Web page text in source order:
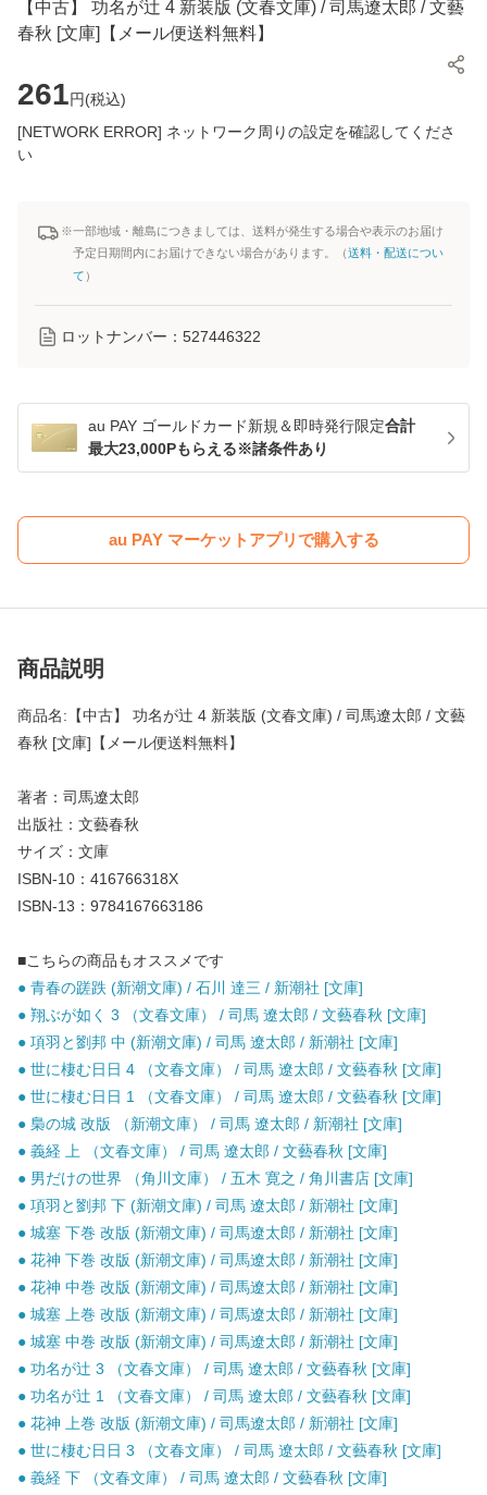
【中古】 功名が辻 4 新装版 (文春文庫) / 司馬遼太郎 / 文藝
春秋 [文庫]【メール便送料無料】
261円(税込)
[NETWORK ERROR] ネットワーク周りの設定を確認してくださ
い
※一部地域・離島につきましては、送料が発生する場合や表示のお届け
予定日期間内にお届けできない場合があります。（送料・配送につい
て ）
ロットナンバー： 527446322
au PAY ゴールドカード新規＆即時発行限定合計
最大23,000Pもらえる※諸条件あり
au PAY マーケットアプリで購入する
商品説明
商品名:【中古】 功名が辻 4 新装版 (文春文庫) / 司馬遼太郎 / 文藝
春秋 [文庫]【メール便送料無料】
著者：司馬遼太郎
出版社：文藝春秋
サイズ：文庫
ISBN-10：416766318X
ISBN-13：9784167663186
■こちらの商品もオススメです
● 青春の蹉跌 (新潮文庫) / 石川 達三 / 新潮社 [文庫]
● 翔ぶが如く 3 （文春文庫） / 司馬 遼太郎 / 文藝春秋 [文庫]
● 項羽と劉邦 中 (新潮文庫) / 司馬 遼太郎 / 新潮社 [文庫]
● 世に棲む日日 4 （文春文庫） / 司馬 遼太郎 / 文藝春秋 [文庫]
● 世に棲む日日 1 （文春文庫） / 司馬 遼太郎 / 文藝春秋 [文庫]
● 梟の城 改版 （新潮文庫） / 司馬 遼太郎 / 新潮社 [文庫]
● 義経 上 （文春文庫） / 司馬 遼太郎 / 文藝春秋 [文庫]
● 男だけの世界 （角川文庫） / 五木 寛之 / 角川書店 [文庫]
● 項羽と劉邦 下 (新潮文庫) / 司馬 遼太郎 / 新潮社 [文庫]
● 城塞 下巻 改版 (新潮文庫) / 司馬遼太郎 / 新潮社 [文庫]
● 花神 下巻 改版 (新潮文庫) / 司馬遼太郎 / 新潮社 [文庫]
● 花神 中巻 改版 (新潮文庫) / 司馬遼太郎 / 新潮社 [文庫]
● 城塞 上巻 改版 (新潮文庫) / 司馬遼太郎 / 新潮社 [文庫]
● 城塞 中巻 改版 (新潮文庫) / 司馬遼太郎 / 新潮社 [文庫]
● 功名が辻 3 （文春文庫） / 司馬 遼太郎 / 文藝春秋 [文庫]
● 功名が辻 1 （文春文庫） / 司馬 遼太郎 / 文藝春秋 [文庫]
● 花神 上巻 改版 (新潮文庫) / 司馬遼太郎 / 新潮社 [文庫]
● 世に棲む日日 3 （文春文庫） / 司馬 遼太郎 / 文藝春秋 [文庫]
● 義経 下 （文春文庫） / 司馬 遼太郎 / 文藝春秋 [文庫]